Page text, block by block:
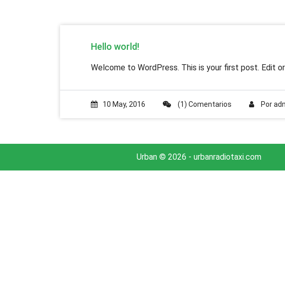
Hello world!
Welcome to WordPress. This is your first post. Edit
10 May, 2016 (1) Comentarios Por
Urban © 2026 - urbanradiotaxi.com